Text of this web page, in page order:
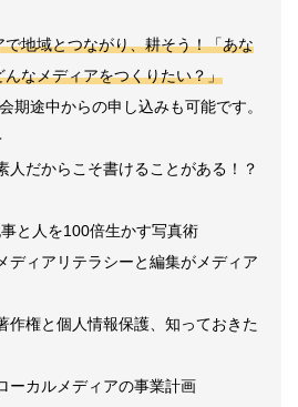
地域とつながり、耕そう！「あな
なメディアをつくりたい？」
期途中からの申し込みも可能です。
だからこそ書けることがある！？
と人を100倍生かす写真術
ィアリテラシーと編集がメディア
権と個人情報保護、知っておきた
カルメディアの事業計画